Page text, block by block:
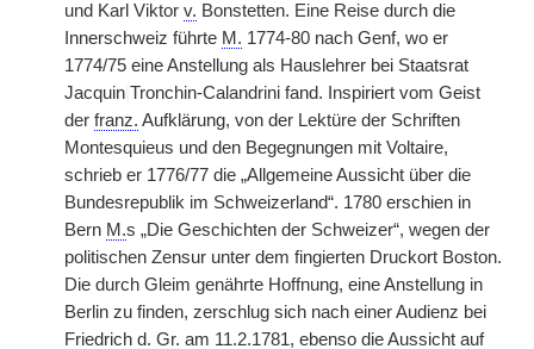
und Karl Viktor v. Bonstetten. Eine Reise durch die
Innerschweiz führte M. 1774-80 nach Genf, wo er
1774/75 eine Anstellung als Hauslehrer bei Staatsrat
Jacquin Tronchin-Calandrini fand. Inspiriert vom Geist
der franz. Aufklärung, von der Lektüre der Schriften
Montesquieus und den Begegnungen mit Voltaire,
schrieb er 1776/77 die „Allgemeine Aussicht über die
Bundesrepublik im Schweizerland“. 1780 erschien in
Bern M.s „Die Geschichten der Schweizer“, wegen der
politischen Zensur unter dem fingierten Druckort Boston.
Die durch Gleim genährte Hoffnung, eine Anstellung in
Berlin zu finden, zerschlug sich nach einer Audienz bei
Friedrich d. Gr. am 11.2.1781, ebenso die Aussicht auf